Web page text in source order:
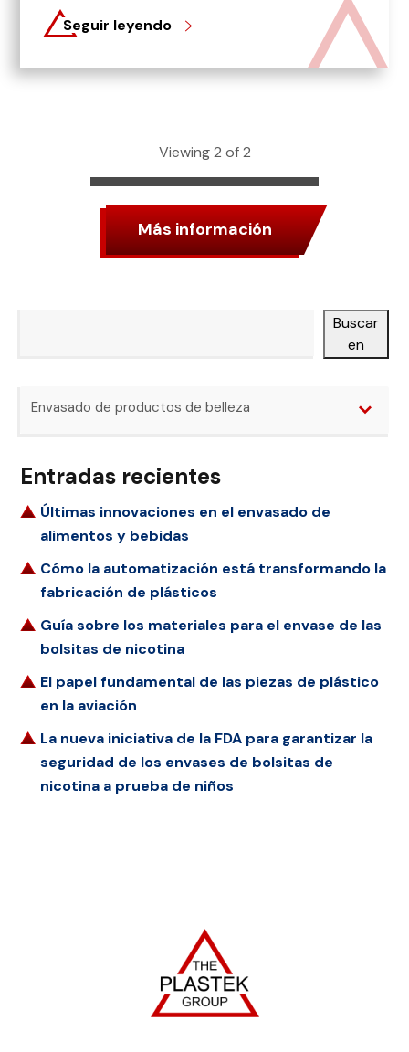
Seguir leyendo
Viewing 2 of 2
Más información
Buscar
en
Envasado de productos de belleza
Entradas recientes
Últimas innovaciones en el envasado de
alimentos y bebidas
Cómo la automatización está transformando la
fabricación de plásticos
Guía sobre los materiales para el envase de las
bolsitas de nicotina
El papel fundamental de las piezas de plástico
en la aviación
La nueva iniciativa de la FDA para garantizar la
seguridad de los envases de bolsitas de
nicotina a prueba de niños